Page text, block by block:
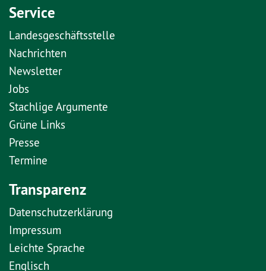
Service
Landesgeschäftsstelle
Nachrichten
Newsletter
Jobs
Stachlige Argumente
Grüne Links
Presse
Termine
Transparenz
Datenschutzerklärung
Impressum
Leichte Sprache
Englisch